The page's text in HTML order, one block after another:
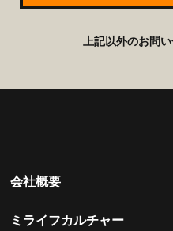
上記以外のお問
会社概要
ミライフカルチャー